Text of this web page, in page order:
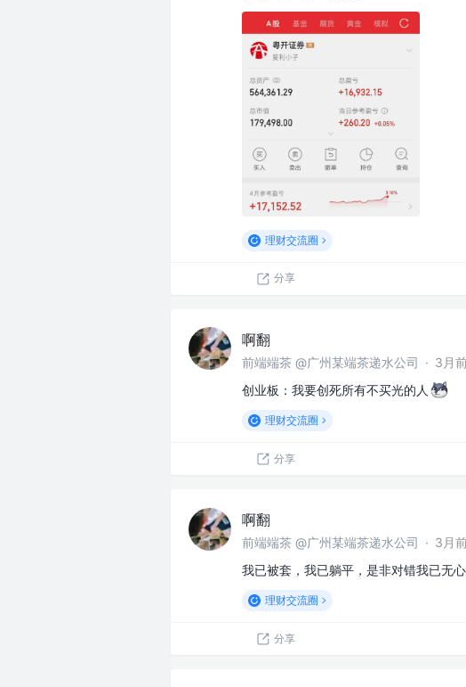
理财交流圈
分享
啊翻
前端端茶 @广州某端茶递水公司 · 3月
创业板：我要创死所有不买光的人
理财交流圈
分享
啊翻
前端端茶 @广州某端茶递水公司 · 3月
我已被套，我已躺平，是非对错我已无
理财交流圈
分享